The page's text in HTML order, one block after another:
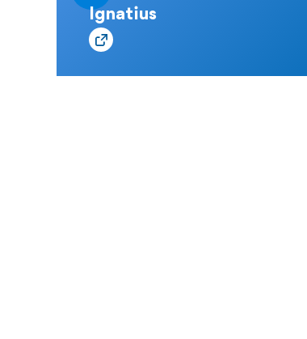
Ignatius